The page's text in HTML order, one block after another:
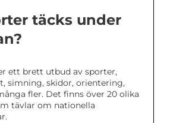
täcks under
ett brett utbud av sporter,
simning, skidor, orientering,
fler. Det finns över 20 olika
tävlar om nationella